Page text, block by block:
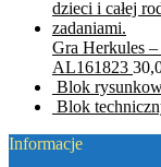
Gra Herkules
AL161823
Blok
Blok
Informacje